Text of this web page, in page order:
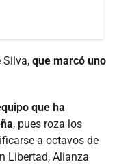
Silva, que marcó uno
que ha
, pues roza los
a octavos de
Libertad, Alianza